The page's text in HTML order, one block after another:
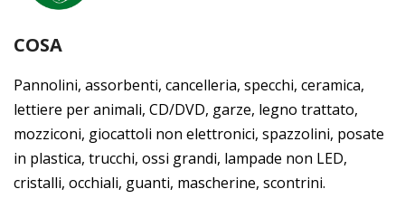
COSA
Pannolini, assorbenti, cancelleria, specchi, ceramica,
lettiere per animali, CD/DVD, garze, legno trattato,
mozziconi, giocattoli non elettronici, spazzolini, posate
in plastica, trucchi, ossi grandi, lampade non LED,
cristalli, occhiali, guanti, mascherine, scontrini.